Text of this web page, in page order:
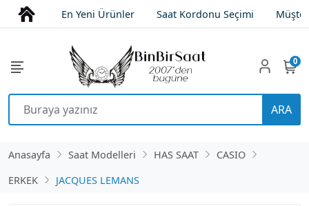
En Yeni Ürünler Saat Kordonu Seçimi
ARA
0
Anasayfa Saat Modelleri HAS SAAT
CASIO
ERKEK
JACQUES LEMANS